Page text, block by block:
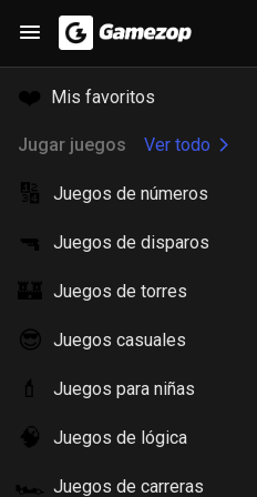
❤️ Mis favoritos
Jugar juegos Ver todo
🔢 Juegos de números
🔫 Juegos de disparos
🏰 Juegos de torres
😎 Juegos casuales
💄 Juegos para niñas
🧠 Juegos de lógica
🏎️ Juegos de carreras